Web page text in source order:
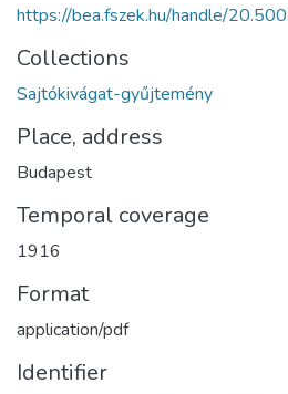
https://bea.fszek.hu/handle/
Collections
Sajtókivágat-gyűjtemény
Place, address
Budapest
Temporal coverage
1916
Format
application/pdf
Identifier